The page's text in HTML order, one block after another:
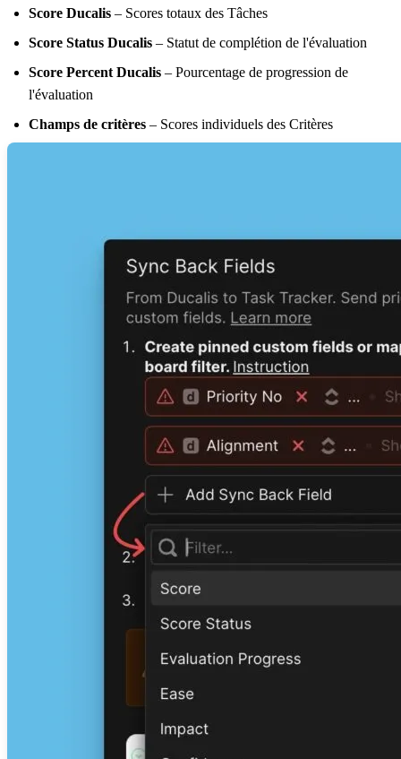
Score Ducalis – Scores totaux des Tâches
Score Status Ducalis – Statut de complétion de l'évaluation
Score Percent Ducalis – Pourcentage de progression de
l'évaluation
Champs de critères – Scores individuels des Critères